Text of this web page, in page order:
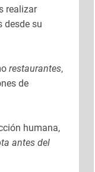
realizar
desde su
restaurantes,
de
humana,
antes del